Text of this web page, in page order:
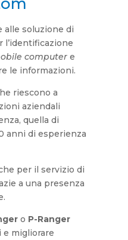
alle soluzione di
l’identificazione
computere
le informazioni.
riescono a
aziendali
quella di
anni di esperienza
per il servizio di
a una presenza
o P-Ranger
migliorare